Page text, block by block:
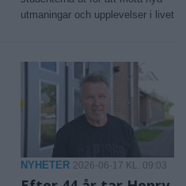
utmaningar och upplevelser i livet
NYHETER 2026-06-17 KL. 09:03